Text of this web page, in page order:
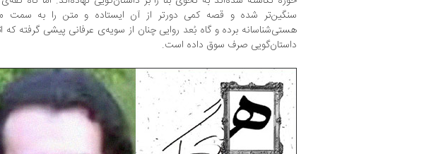
سنگین‌تر شده و قصه کمی‌ دورتر از آن ایستاده و متن را به سمت
هستی‌شناسانه برده و گاه بُعد روایی چنان از سویه‌ی عرفانی پیشی گرفته که
داستان‌گویی صرف سوق داده است.